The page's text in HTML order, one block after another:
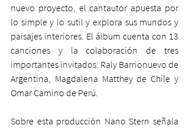
nuevo proyecto, el cantautor apuesta por
lo simple y lo sutil y explora sus mundos y
paisajes interiores. El álbum cuenta con 13
canciones y la colaboración de tres
importantes invitados: Raly Barrionuevo de
Argentina, Magdalena Matthey de Chile y
Omar Camino de Perú.
Sobre esta producción Nano Stern señala